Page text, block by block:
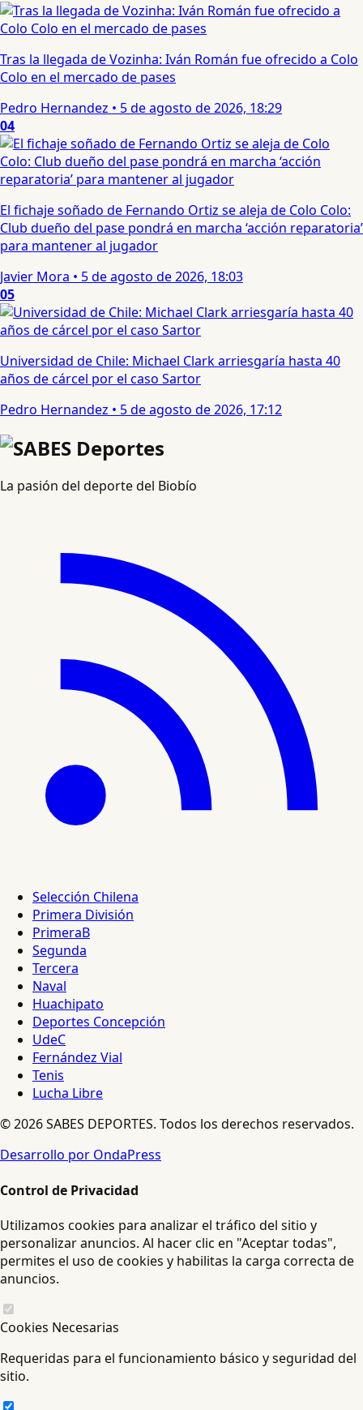
Tras la llegada de Vozinha: Iván Román fue ofrecido a Colo
Colo en el mercado de pases
Pedro Hernandez • 5 de agosto de 2026, 18:29
04
El fichaje soñado de Fernando Ortiz se aleja de Colo Colo:
Club dueño del pase pondrá en marcha ‘acción reparatoria’
para mantener al jugador
Javier Mora • 5 de agosto de 2026, 18:03
05
Universidad de Chile: Michael Clark arriesgaría hasta 40
años de cárcel por el caso Sartor
Pedro Hernandez • 5 de agosto de 2026, 17:12
La pasión del deporte del Biobío
Selección Chilena
Primera División
PrimeraB
Segunda
Tercera
Naval
Huachipato
Deportes Concepción
UdeC
Fernández Vial
Tenis
Lucha Libre
© 2026 SABES DEPORTES. Todos los derechos reservados.
Desarrollo por OndaPress
Control de Privacidad
Utilizamos cookies para analizar el tráfico del sitio y
personalizar anuncios. Al hacer clic en "Aceptar todas",
permites el uso de cookies y habilitas la carga correcta de
anuncios.
Cookies Necesarias
Requeridas para el funcionamiento básico y seguridad del
sitio.